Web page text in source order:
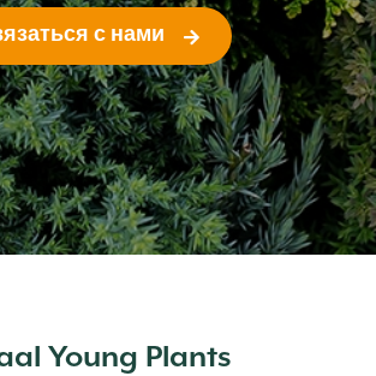
с нами
Young Plants